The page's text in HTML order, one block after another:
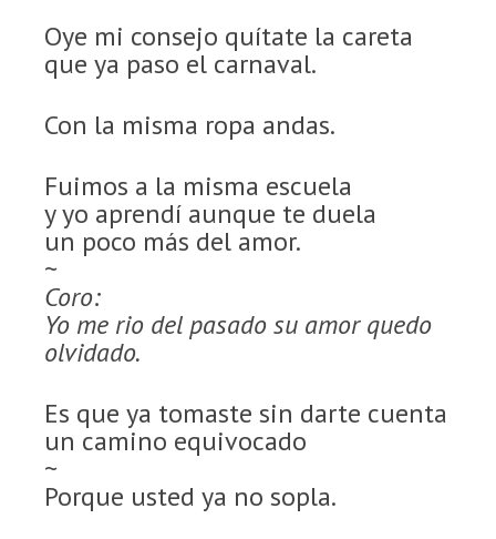
Oye mi consejo quítate la careta
que ya paso el carnaval.
Con la misma ropa andas.
Fuimos a la misma escuela
y yo aprendí aunque te duela
un poco más del amor.
~
Coro:
Yo me rio del pasado su amor quedo
olvidado.
Es que ya tomaste sin darte cuenta
un camino equivocado
~
Porque usted ya no sopla.